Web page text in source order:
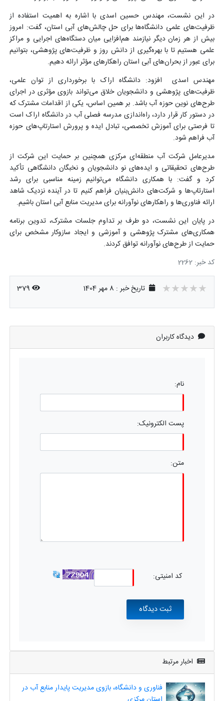
در این نشست، مهندس حسین اسدی با اشاره به اهمیت استفاده از
ظرفیت‌های علمی دانشگاه‌ها برای حل چالش‌های آبی استان، گفت: امروز
بیش از هر زمان دیگر نیازمند هم‌افزایی میان دستگاه‌های اجرایی و مراکز
علمی هستیم تا با بهره‌گیری از دانش روز و ظرفیت‌های پژوهشی، بتوانیم
برای عبور از بحران‌های آبی استان راهکارهای مؤثر ارائه دهیم.
مهندس اسدی افزود: دانشگاه اراک با برخورداری از توان علمی،
ظرفیت‌های پژوهشی و دانشجویان خلاق می‌تواند بازوی مؤثری در اجرای
طرح‌های نوین حوزه آب باشد. بر همین اساس، یکی از اقدامات مشترک که
در دستور کار قرار دارد، راه‌اندازی مدرسه فصلی آب در دانشگاه اراک است
تا فرصتی برای آموزش تخصصی، تبادل ایده و پرورش استارتاپ‌های حوزه
آب فراهم شود.
مدیرعامل شرکت آب منطقه‌ای مرکزی همچنین بر حمایت این شرکت از
طرح‌های تحقیقاتی و ایده‌های نو دانشجویان و نخبگان دانشگاهی تأکید
کرد و گفت: با همکاری دانشگاه می‌توانیم زمینه مناسبی برای رشد
استارتاپ‌ها و شرکت‌های دانش‌بنیان فراهم کنیم تا در آینده نزدیک شاهد
ارائه فناوری‌ها و راهکارهای نوآورانه برای مدیریت منابع آبی استان باشیم.
در پایان این نشست، دو طرف بر تداوم جلسات مشترک، تدوین برنامه
همکاری‌های مشترک پژوهشی و آموزشی و ایجاد سازوکار مشخص برای
حمایت از طرح‌های نوآورانه توافق کردند.
کد خبر: 2262
★★★★★
★★★★★
★★★★★ تاریخ خبر : 8 مهر 1404 379
دیدگاه کاربران
نام:
پست الکترونیک:
متن:
کد امنیتی:
اخبار مرتبط
فناوری و دانشگاه، بازوی مدیریت پایدار منابع آب در